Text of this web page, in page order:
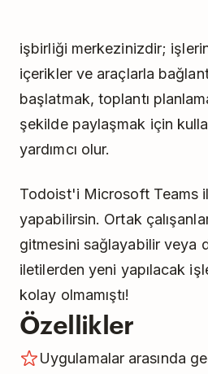
işbirliği merkezinizdir;
içerikler ve araçlarla
başlatmak, toplantı
şekilde paylaşmak için
yardımcı olur.
Todoist'i Microsoft Teams
yapabilirsin. Ortak
gitmesini sağlayabilir veya
iletilerden yeni yapılacak
kolay olmamıştı!
Özellikler
Uygulamalar arasında